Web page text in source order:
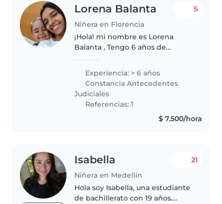
Lorena Balanta
Niñera en Florencia
5
¡Hola! mi nombre es Lorena
Balanta , Tengo 6 años de
cuidado niños y niñas (de 2
meses en adelante).Actualmente
soy estudiante de atención a la
primera..
Experiencia: > 6 años
Constancia Antecedentes
Judiciales
Referencias: 1
$ 7.500/hora
Isabella
Niñera en Medellín
21
Hola soy Isabella, una estudiante
de bachillerato con 19 años.